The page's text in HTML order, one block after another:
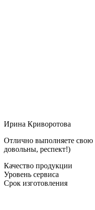
Ирина Криворотова
Отлично выполняете свою
довольны, респект!)
Качество продукции
Уровень сервиса
Срок изготовления